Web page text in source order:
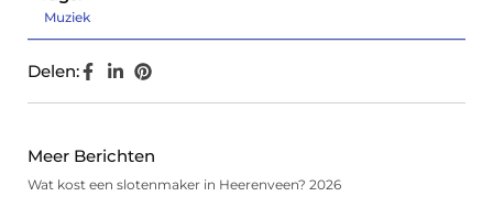
Muziek
Delen:
Meer Berichten
Wat kost een slotenmaker in Heerenveen? 2026